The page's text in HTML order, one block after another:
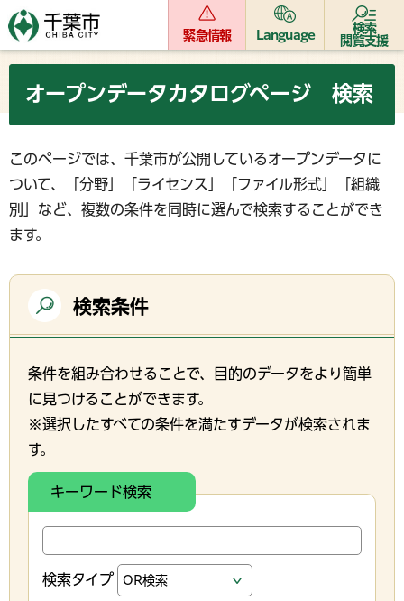
緊急情報 Language
検索
閲覧支援
オープンデータカタログページ 検索
このページでは、千葉市が公開しているオープンデータに
ついて、「分野」「ライセンス」「ファイル形式」「組織
別」など、複数の条件を同時に選んで検索することができ
ます。
検索条件
条件を組み合わせることで、目的のデータをより簡単
に見つけることができます。
※選択したすべての条件を満たすデータが検索されま
す。
キーワード検索
検索タイプ